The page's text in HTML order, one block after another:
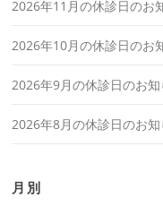
2026年11月の休診日のお
2026年10月の休診日のお
2026年9月の休診日のお
2026年8月の休診日のお
月別